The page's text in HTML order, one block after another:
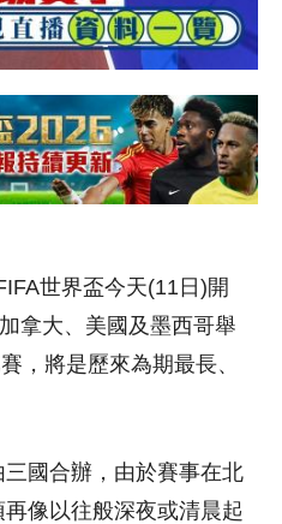
世界盃今天(11日)開
拿大、美國及墨西哥舉
，將是歷來為期最長、
國合辦，由於賽事在北
像以往般深夜或清晨起